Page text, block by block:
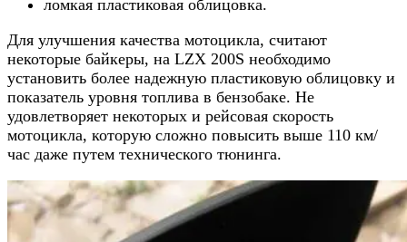
ломкая пластиковая облицовка.
Для улучшения качества мотоцикла, считают
некоторые байкеры, на LZX 200S необходимо
установить более надежную пластиковую облицовку и
показатель уровня топлива в бензобаке. Не
удовлетворяет некоторых и рейсовая скорость
мотоцикла, которую сложно повысить выше 110 км/
час даже путем технического тюнинга.